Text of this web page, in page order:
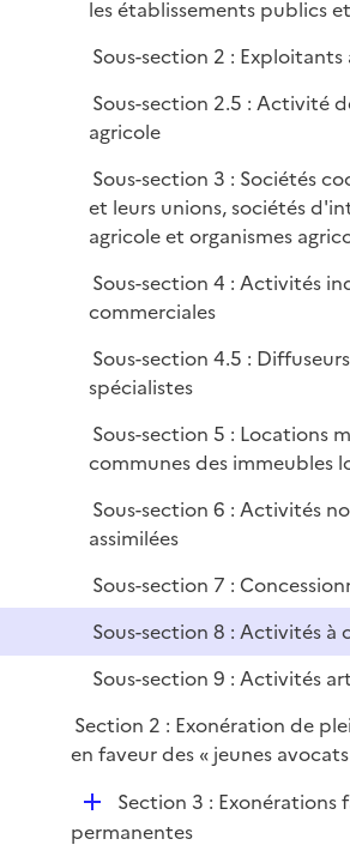
e
les établissements publics
Sous-section 2 : Exploitants
Sous-section 2.5 : Activité
agricole
Sous-section 3 : Sociétés
et leurs unions, sociétés
agricole et organismes
Sous-section 4 : Activités
commerciales
Sous-section 4.5 :
spécialistes
Sous-section 5 : Locations
communes des immeubles
Sous-section 6 : Activités
assimilées
Sous-section 7 :
Sous-section 8 : Activités à
Sous-section 9 : Activités
Section 2 : Exonération de
en faveur des « jeunes
D
é
Section 3 : Exonérations
permanentes